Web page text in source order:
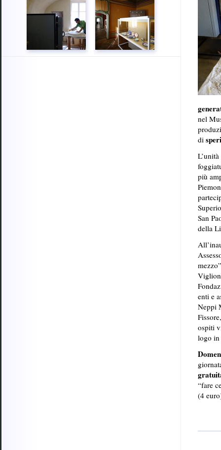
nel
di
più
San
della
enti e
Neppi
ospiti
logo in
“fare
(4